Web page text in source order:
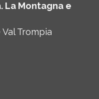
La Montagna e
Trompia